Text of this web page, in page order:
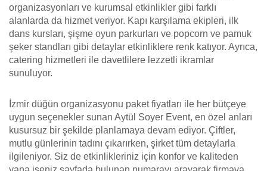
organizasyonları ve kurumsal etkinlikler gibi farklı
alanlarda da hizmet veriyor. Kapı karşılama ekipleri, ilk
dans kursları, şişme oyun parkurları ve popcorn ve pamuk
şeker standları gibi detaylar etkinliklere renk katıyor. Ayrıca,
catering hizmetleri ile davetlilere lezzetli ikramlar
sunuluyor.
İzmir düğün organizasyonu paket fiyatları ile her bütçeye
uygun seçenekler sunan Aytül Soyer Event, en özel anları
kusursuz bir şekilde planlamaya devam ediyor. Çiftler,
mutlu günlerinin tadını çıkarırken, şirket tüm detaylarla
ilgileniyor. Siz de etkinlikleriniz için konfor ve kaliteden